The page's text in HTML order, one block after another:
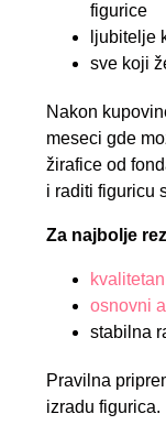
figurice
ljubitelje
sve koji
Nakon
meseci gde
žirafice od
i raditi figuricu
Za najbolje
osnovni
stabilna
Pravilna
izradu figurica.